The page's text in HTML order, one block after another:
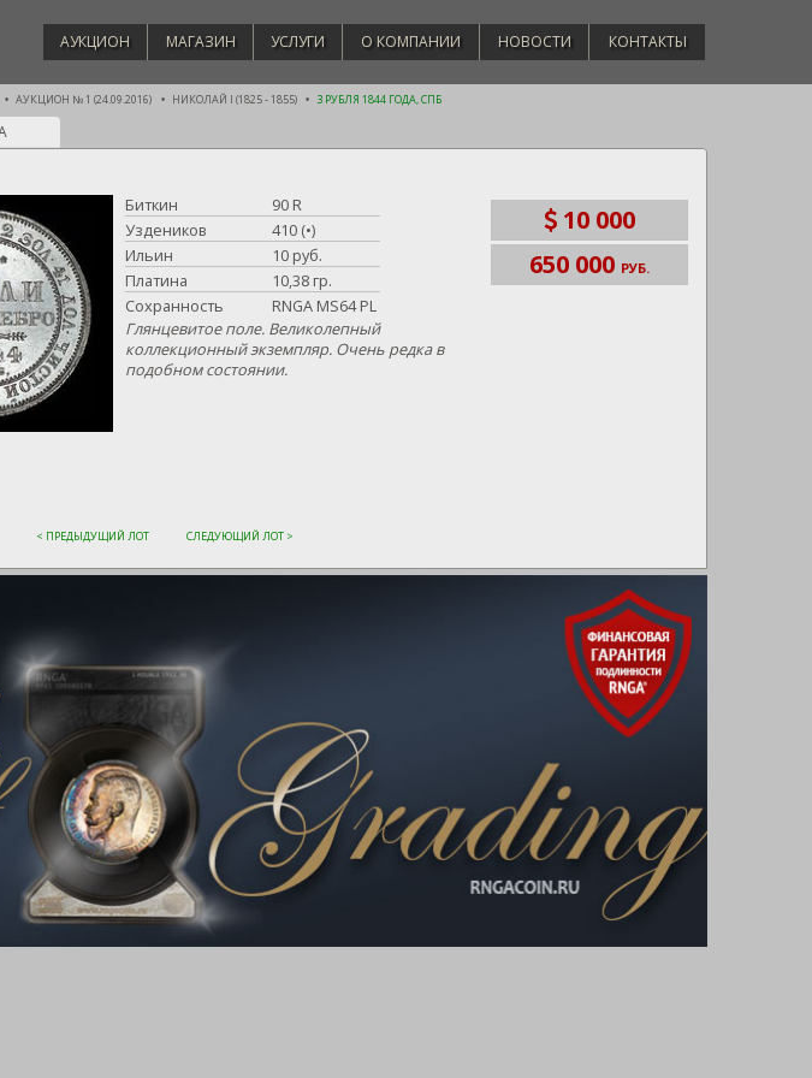
АУКЦИОН МАГАЗИН УСЛУГИ О КОМПАНИИ НОВОСТИ КОНТАКТЫ
АУКЦИОН № 1 (24.09.2016) НИКОЛАЙ I (1825 - 1855) 3 РУБЛЯ 1844 ГОДА, СПБ
Биткин
90 R
Уздеников
410 (•)
Ильин
10 руб.
Платина
10,38 гр.
Сохранность
RNGA MS64 PL
Глянцевитое поле. Великолепный
коллекционный экземпляр. Очень редка в
подобном состоянии.
10 000
650 000 РУБ.
< ПРЕДЫДУЩИЙ ЛОТ СЛЕДУЮЩИЙ ЛОТ >